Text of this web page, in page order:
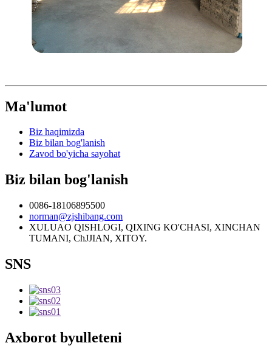
Ma'lumot
Biz haqimizda
Biz bilan bog'lanish
Zavod bo'yicha sayohat
Biz bilan bog'lanish
0086-18106895500
norman@zjshibang.com
XULUAO QISHLOGI, QIXING KO'CHASI, XINCHAN
TUMANI, ChJJIAN, XITOY.
SNS
Axborot byulleteni